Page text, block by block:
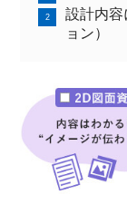
設計内
ョン）